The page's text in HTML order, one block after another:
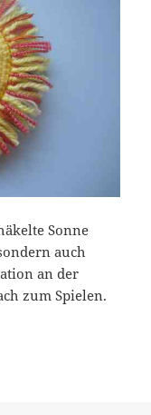
Sonne
auch
an der
zum Spielen.